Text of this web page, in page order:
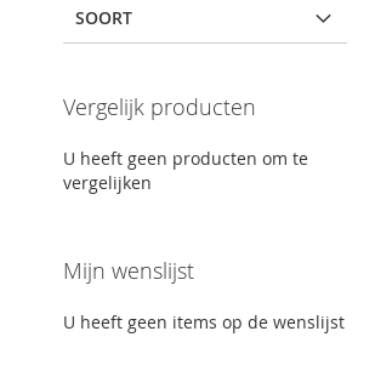
In winkelwagen
VERGELIJKING
In winkelwagen
VERGELIJKING
In winkelwagen
VERGELIJKING
In winkelwagen
VERGELIJKING
SOORT
Vergelijk producten
U heeft geen producten om te
vergelijken
Mijn wenslijst
U heeft geen items op de wenslijst